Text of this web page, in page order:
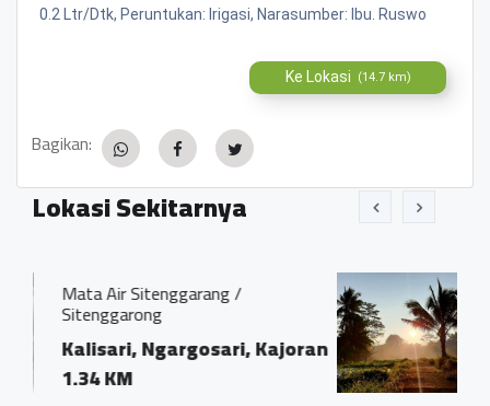
0.2 Ltr/Dtk, Peruntukan: Irigasi, Narasumber: Ibu. Ruswo
Ke Lokasi (14.7 km)
Bagikan:
Lokasi Sekitarnya
/
Kajoran
Sunrise
Punthuk Senden
Klusen Desa
0.63 KM